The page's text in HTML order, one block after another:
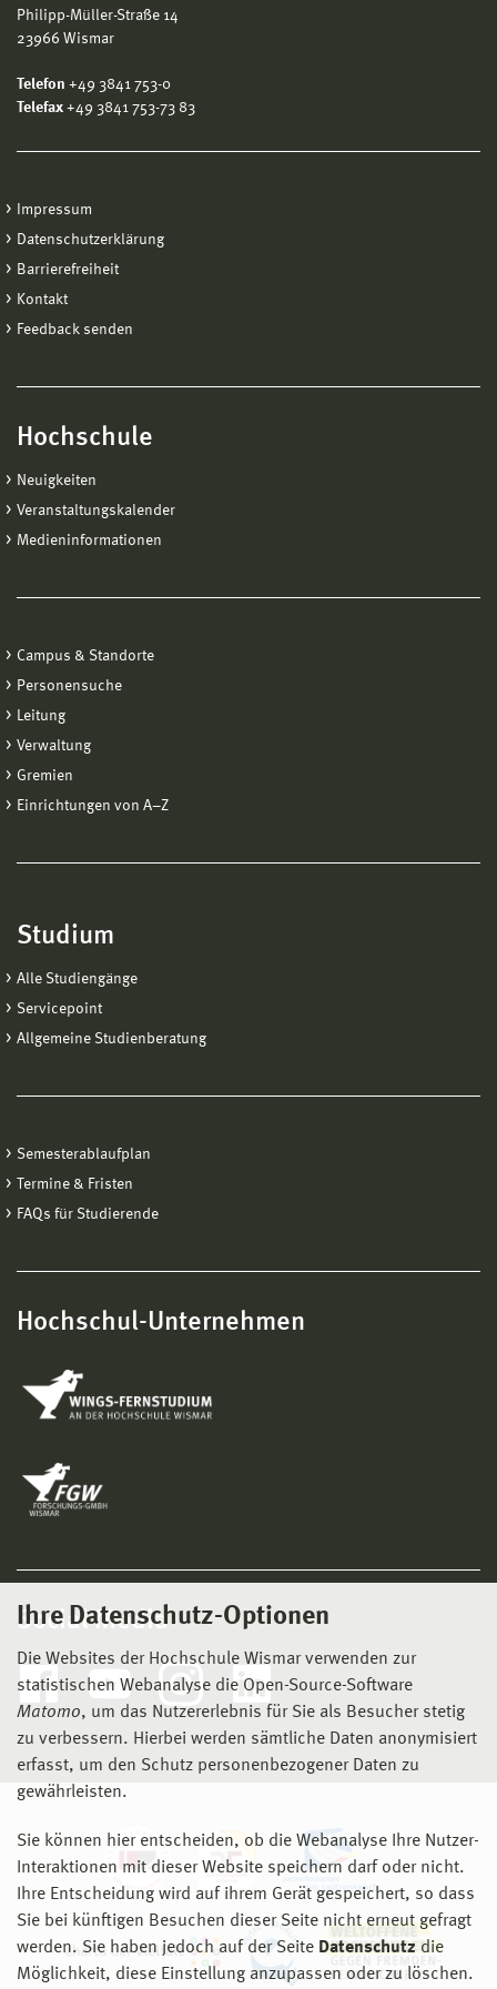
Ihre Datenschutz-Optionen
Die Websites der Hochschule Wismar verwenden zur
statistischen Webanalyse die Open-Source-Software
Matomo, um das Nutzererlebnis für Sie als Besucher stetig
zu verbessern. Hierbei werden sämtliche Daten anonymisiert
erfasst, um den Schutz personenbezogener Daten zu
gewährleisten.
Sie können hier entscheiden, ob die Webanalyse Ihre Nutzer-
Interaktionen mit dieser Website speichern darf oder nicht.
Ihre Entscheidung wird auf ihrem Gerät gespeichert, so dass
Sie bei künftigen Besuchen dieser Seite nicht erneut gefragt
werden. Sie haben jedoch auf der Seite Datenschutz die
Möglichkeit, diese Einstellung anzupassen oder zu löschen.
der Hochschule Wismar;
Sammlung und Bewahrung von Dokumenten und
Unterstützung hochschulnaher Sportaktivitäten;
Philipp-Müller-Straße 14
23966 Wismar
Telefon +49 3841 753-0
Telefax +49 3841 753-73 83
Impressum
Datenschutzerklärung
Barrierefreiheit
Kontakt
Feedback senden
Hochschule
Neuigkeiten
Veranstaltungskalender
Medieninformationen
Campus & Standorte
Personensuche
Leitung
Verwaltung
Gremien
Einrichtungen von A−Z
Studium
Alle Studiengänge
Servicepoint
Allgemeine Studienberatung
Semesterablaufplan
Termine & Fristen
FAQs für Studierende
Hochschul-Unternehmen
Social Media